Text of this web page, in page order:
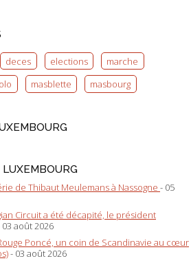
deces elections
marche
masblette masbourg
de Thibaut Meulemans à Nassogne - 05
Circuit a été décapité, le président
03 août 2026
Poncé, un coin de Scandinavie au cœur
- 03 août 2026